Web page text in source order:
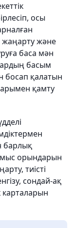
осы
және
баса мән
басым
босап қалатын
қамту
барлық
орындарын
тиісті
сондай-ақ